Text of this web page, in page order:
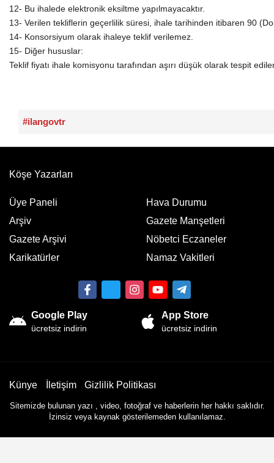
12- Bu ihalede elektronik eksiltme yapılmayacaktır.
13- Verilen tekliflerin geçerlilik süresi, ihale tarihinden itibaren 90
14- Konsorsiyum olarak ihaleye teklif verilemez.
15- Diğer hususlar:
Teklif fiyatı ihale komisyonu tarafından aşırı düşük olarak tespit
#ilangovtr
Köşe Yazarları
Üye Paneli
Arşiv
Gazete Arşivi
Karikatürler
Hava Durumu
Gazete Manşetleri
Nöbetci Eczaneler
Namaz Vakitleri
Google Play
ücretsiz indirin
App Store
ücretsiz indirin
Künye İletişim Gizlilik Politikası
Sitemizde bulunan yazı , video, fotoğraf ve haberlerin her hakkı saklıdır.
İzinsiz veya kaynak gösterilemeden kullanılamaz.